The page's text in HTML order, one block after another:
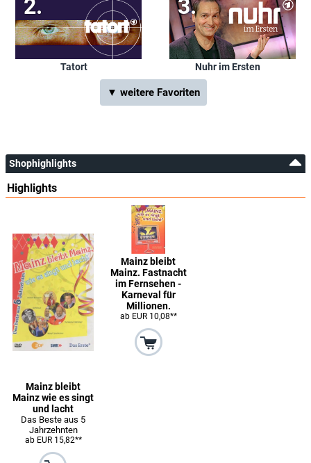
Tatort Nuhr im Ersten
▼ weitere Favoriten
Shophighlights
Highlights
Mainz bleibt
Mainz wie es singt
und lacht
Das Beste aus 5
Jahrzehnten
ab EUR 15,82**
Mainz bleibt
Mainz. Fastnacht
im Fernsehen -
Karneval für
Millionen.
ab EUR 10,08**